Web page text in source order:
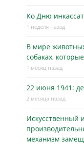
Ко Дню
1 неделя назад
В мире
собаках,
1 месяц назад
22 июня 1941:
2 месяца назад
Искусственный
механизм